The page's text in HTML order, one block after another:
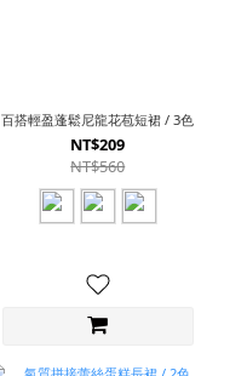
百搭輕盈蓬鬆尼龍花苞短裙 / 3色
NT$209
NT$560